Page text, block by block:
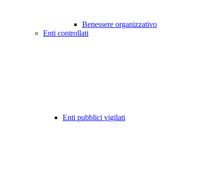
Benessere organizzativo
Enti controllati
Enti pubblici vigilati